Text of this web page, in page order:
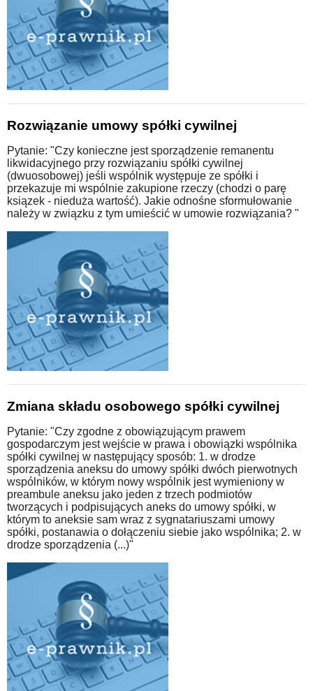
Rozwiązanie umowy spółki cywilnej
Pytanie: "Czy konieczne jest sporządzenie remanentu
likwidacyjnego przy rozwiązaniu spółki cywilnej
(dwuosobowej) jeśli wspólnik występuje ze spółki i
przekazuje mi wspólnie zakupione rzeczy (chodzi o parę
ksiązek - nieduża wartość). Jakie odnośne sformułowanie
należy w związku z tym umieścić w umowie rozwiązania? "
Zmiana składu osobowego spółki cywilnej
Pytanie: "Czy zgodne z obowiązującym prawem
gospodarczym jest wejście w prawa i obowiązki wspólnika
spółki cywilnej w następujący sposób: 1. w drodze
sporządzenia aneksu do umowy spółki dwóch pierwotnych
wspólników, w którym nowy wspólnik jest wymieniony w
preambule aneksu jako jeden z trzech podmiotów
tworzących i podpisujących aneks do umowy spółki, w
którym to aneksie sam wraz z sygnatariuszami umowy
spółki, postanawia o dołączeniu siebie jako wspólnika; 2. w
drodze sporządzenia (...)"